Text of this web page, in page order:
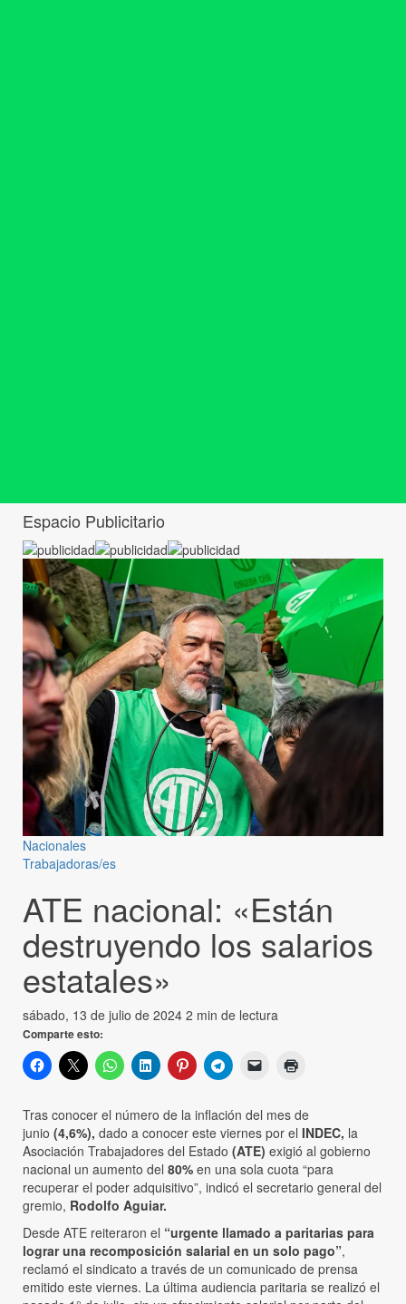
Espacio Publicitario
Nacionales
Trabajadoras/es
ATE nacional: «Están
destruyendo los salarios
estatales»
sábado, 13 de julio de 2024 2 min de lectura
Comparte esto:
Tras conocer el número de la inflación del mes de
junio (4,6%), dado a conocer este viernes por el INDEC, la
Asociación Trabajadores del Estado (ATE) exigió al gobierno
nacional un aumento del 80% en una sola cuota “para
recuperar el poder adquisitivo”, indicó el secretario general del
gremio, Rodolfo Aguiar.
Desde ATE reiteraron el “urgente llamado a paritarias para
lograr una recomposición salarial en un solo pago”,
reclamó el sindicato a través de un comunicado de prensa
emitido este viernes. La última audiencia paritaria se realizó el